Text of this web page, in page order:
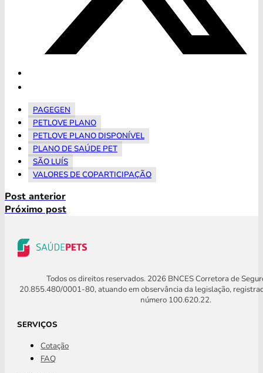
PAGEGEN
PETLOVE PLANO
PETLOVE PLANO DISPONÍVEL
PLANO DE SAÚDE PET
SÃO LUÍS
VALORES DE COPARTICIPAÇÃO
Post anterior
Próximo post
Todos os direitos reservados. 2026 BNCES Corretora de
20.855.480/0001-80, atuando em observância da legislação,
número 100.620.22.
SERVIÇOS
Cotação
FAQ